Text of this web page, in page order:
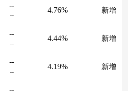
--
--
4.76% 新增
--
--
4.44% 新增
--
--
4.19% 新增